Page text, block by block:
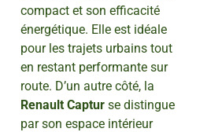
compact et son efficacité
énergétique. Elle est idéale
pour les trajets urbains tout
en restant performante sur
route. D’un autre côté, la
Renault Captur se distingue
par son espace intérieur